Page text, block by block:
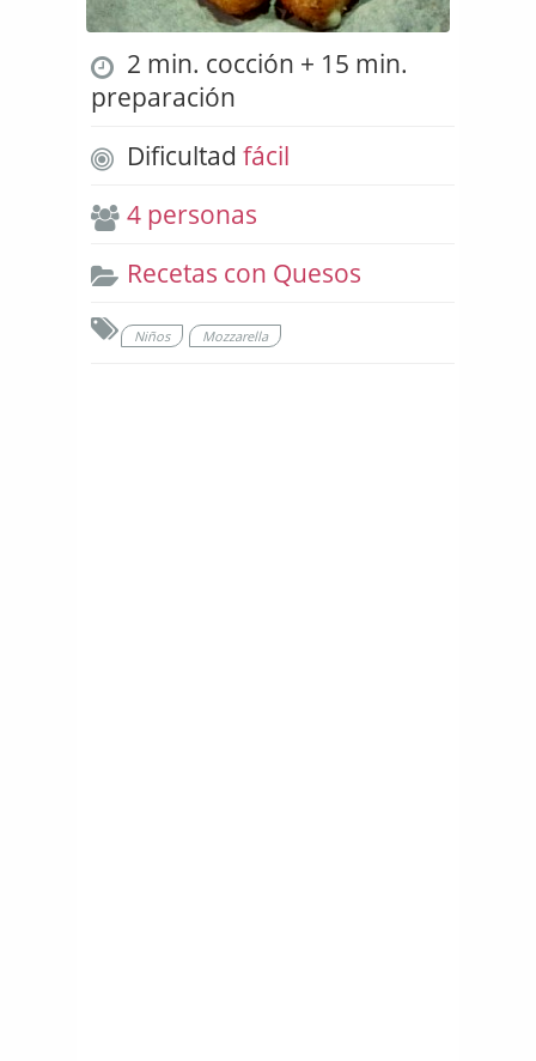
2 min. cocción + 15 min.
preparación
Dificultad fácil
4 personas
Recetas con Quesos
Niños Mozzarella